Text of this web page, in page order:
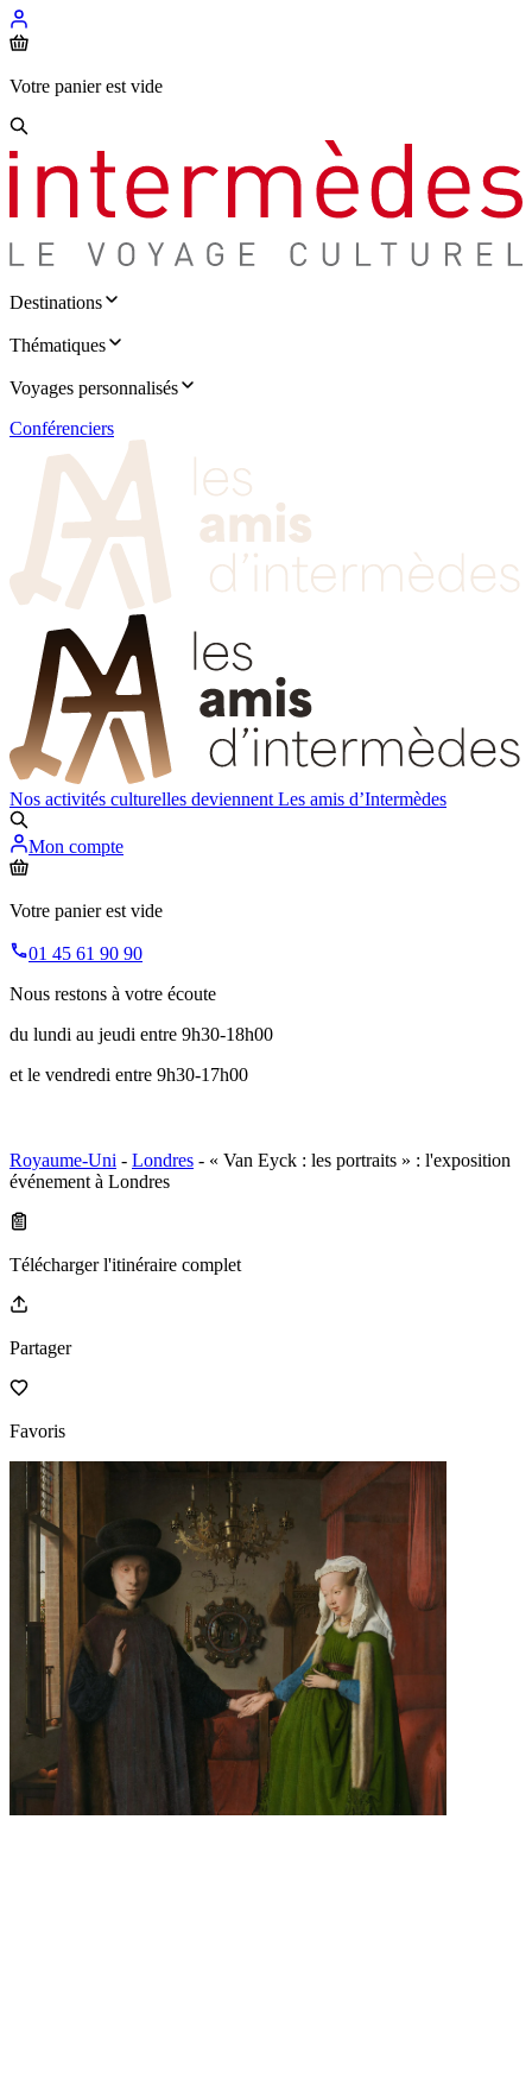
Votre panier est vide
Destinations
Thématiques
Voyages personnalisés
Conférenciers
Nos activités culturelles deviennent Les amis d’Intermèdes
Mon compte
Votre panier est vide
01 45 61 90 90
Nous restons à votre écoute
du lundi au jeudi entre 9h30-18h00
et le vendredi entre 9h30-17h00
Royaume-Uni - Londres - « Van Eyck : les portraits » : l'exposition
événement à Londres
Télécharger l'itinéraire complet
Partager
Favoris